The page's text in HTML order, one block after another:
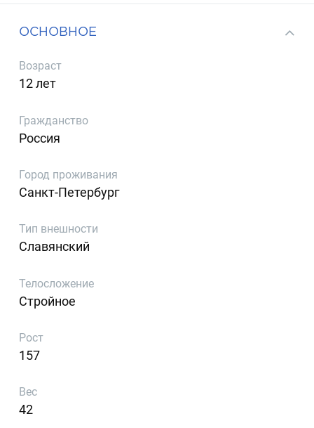
ОСНОВНОЕ
Возраст
12 лет
Гражданство
Россия
Город проживания
Санкт-Петербург
Тип внешности
Славянский
Телосложение
Стройное
Рост
157
Вес
42